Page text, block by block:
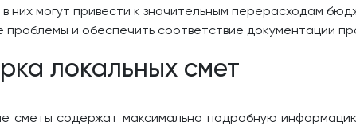
них могут привести к значительным перерасходам
проблемы и обеспечить соответствие документации
локальных смет
сметы содержат максимально подробную